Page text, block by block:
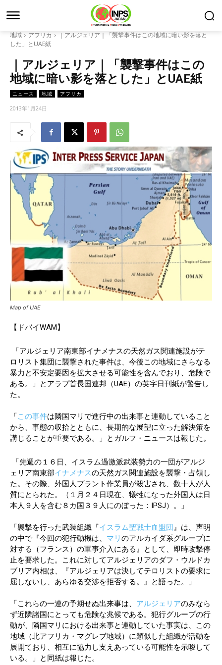
地域 アフリカ
｜アルジェリア｜「襲撃事件はこの地域に暗い影を落と
した」とUAE紙
｜アルジェリア｜「襲撃事件はこの
地域に暗い影を落とした」とUAE紙
ニュース 地域 アフリカ
2013年1月24日
Map of UAE
【ドバイWAM】
「アルジェリア南東部イナメナスの天然ガス関連施設がテ
ロリスト集団に襲撃された事件は、今後この地域にさらなる
暴力と不安定要因を拡大させる可能性を含んでおり、危険で
ある。」とアラブ首長国連邦（UAE）の英字日刊紙が警告し
た。
「この事件は隣国マリで進行中の出来事と連動していること
から、事態の収拾とともに、長期的な展望に立った解決策を
講じることが重要である。」とガルフ・ニュースは報じた。
「先週の１６日、イスラム過激派武装勢力の一団がアルジ
ェリア南東部イナメナスの天然ガス関連施設を襲撃・占領し
た。その際、外国人プラント作業員が殺害され、数十人が人
質にとられた。（１月２４日現在、犠牲になった外国人は日
本人９人を含む８カ国３９人にのぼった：IPSJ）。」
「襲撃を行った武装組織『イスラム聖戦士血盟団』は、声明
の中で『今回の犯行動機は、 マリ のアルカイダ系グループに
対する（フランス）の軍事介入にある』として、即時攻撃停
止を要求した。これに対してアルジェリアのダフ・ウルドカ
ブリア内相は、『アルジェリアは決してテロリストの要求に
屈しないし、あらゆる交渉を拒否する。』と語った。」
「これらの一連の予期せぬ出来事は、 アルジェリアのみなら
ず近隣諸国にとっても危険な兆候である。犯行グループの行
動が、隣国マリにおける出来事と連動していた事実は、この
地域（北アフリカ・マグレブ地域）に類似した組織が活動を
展開ており、相互に協力し支えあっている可能性を示唆して
いる。」と同紙は報じた。